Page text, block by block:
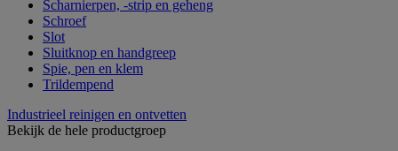
Scharnierpen, -strip en geheng
Schroef
Slot
Sluitknop en handgreep
Spie, pen en klem
Trildempend
Industrieel reinigen en ontvetten
Bekijk de hele productgroep